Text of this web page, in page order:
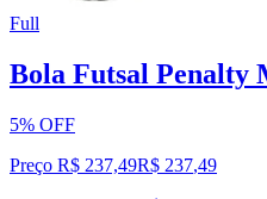
Full
Bola Futsal Penalty
5% OFF
Preço R$ 237,49R$ 237,49